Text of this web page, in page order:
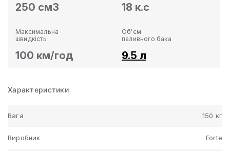
250 см3 18 к.с
Максимальна
швидкість
100 км/год
Об'єм
паливного бака
9.5 л
Характеристики
Вага 150 кг
Виробник Forte